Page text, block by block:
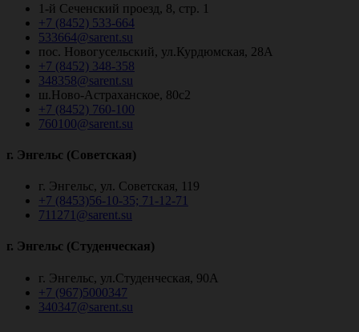
1-й Сеченский проезд, 8, стр. 1
+7 (8452) 533-664
533664@sarent.su
пос. Новогусельский, ул.Курдюмская, 28А
+7 (8452) 348-358
348358@sarent.su
ш.Ново-Астраханское, 80с2
+7 (8452) 760-100
760100@sarent.su
г. Энгельс (Советская)
г. Энгельс, ул. Советская, 119
+7 (8453)56-10-35; 71-12-71
711271@sarent.su
г. Энгельс (Студенческая)
г. Энгельс, ул.Студенческая, 90А
+7 (967)5000347
340347@sarent.su